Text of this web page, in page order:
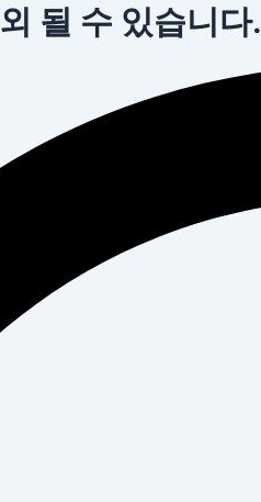
될 수 있습니다.